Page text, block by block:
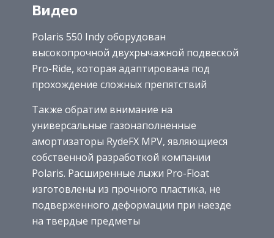
Видео
Polaris 550 Indy оборудован
высокопрочной двухрычажной подвеской
Pro-Ride, которая адаптирована под
прохождение сложных препятствий
Также обратим внимание на
универсальные газонаполненные
амортизаторы RydeFX MPV, являющиеся
собственной разработкой компании
Polaris. Расширенные лыжи Pro-Float
изготовлены из прочного пластика, не
подверженного деформации при наезде
на твердые предметы